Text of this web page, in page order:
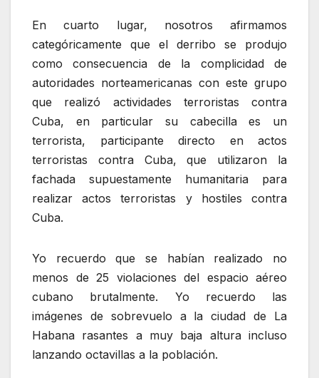
En cuarto lugar, nosotros afirmamos
categóricamente que el derribo se produjo
como consecuencia de la complicidad de
autoridades norteamericanas con este grupo
que realizó actividades terroristas contra
Cuba, en particular su cabecilla es un
terrorista, participante directo en actos
terroristas contra Cuba, que utilizaron la
fachada supuestamente humanitaria para
realizar actos terroristas y hostiles contra
Cuba.
Yo recuerdo que se habían realizado no
menos de 25 violaciones del espacio aéreo
cubano brutalmente. Yo recuerdo las
imágenes de sobrevuelo a la ciudad de La
Habana rasantes a muy baja altura incluso
lanzando octavillas a la población.